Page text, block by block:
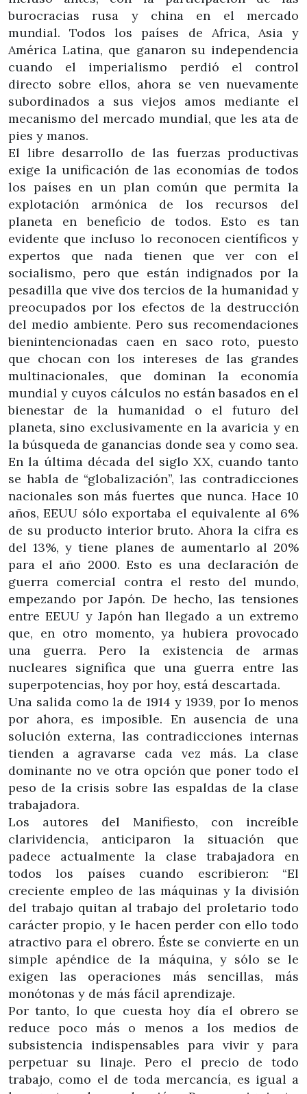
burocracias rusa y china en el mercado
mundial. Todos los países de Africa, Asia y
América Latina, que ganaron su independencia
cuando el imperialismo perdió el control
directo sobre ellos, ahora se ven nuevamente
subordinados a sus viejos amos mediante el
mecanismo del mercado mundial, que les ata de
pies y manos.
El libre desarrollo de las fuerzas productivas
exige la unificación de las economías de todos
los países en un plan común que permita la
explotación armónica de los recursos del
planeta en beneficio de todos. Esto es tan
evidente que incluso lo reconocen científicos y
expertos que nada tienen que ver con el
socialismo, pero que están indignados por la
pesadilla que vive dos tercios de la humanidad y
preocupados por los efectos de la destrucción
del medio ambiente. Pero sus recomendaciones
bienintencionadas caen en saco roto, puesto
que chocan con los intereses de las grandes
multinacionales, que dominan la economía
mundial y cuyos cálculos no están basados en el
bienestar de la humanidad o el futuro del
planeta, sino exclusivamente en la avaricia y en
la búsqueda de ganancias donde sea y como sea.
En la última década del siglo XX, cuando tanto
se habla de “globalización”, las contradicciones
nacionales son más fuertes que nunca. Hace 10
años, EEUU sólo exportaba el equivalente al 6%
de su producto interior bruto. Ahora la cifra es
del 13%, y tiene planes de aumentarlo al 20%
para el año 2000. Esto es una declaración de
guerra comercial contra el resto del mundo,
empezando por Japón. De hecho, las tensiones
entre EEUU y Japón han llegado a un extremo
que, en otro momento, ya hubiera provocado
una guerra. Pero la existencia de armas
nucleares significa que una guerra entre las
superpotencias, hoy por hoy, está descartada.
Una salida como la de 1914 y 1939, por lo menos
por ahora, es imposible. En ausencia de una
solución externa, las contradicciones internas
tienden a agravarse cada vez más. La clase
dominante no ve otra opción que poner todo el
peso de la crisis sobre las espaldas de la clase
trabajadora.
Los autores del Manifiesto, con increíble
clarividencia, anticiparon la situación que
padece actualmente la clase trabajadora en
todos los países cuando escribieron: “El
creciente empleo de las máquinas y la división
del trabajo quitan al trabajo del proletario todo
carácter propio, y le hacen perder con ello todo
atractivo para el obrero. Éste se convierte en un
simple apéndice de la máquina, y sólo se le
exigen las operaciones más sencillas, más
monótonas y de más fácil aprendizaje.
Por tanto, lo que cuesta hoy día el obrero se
reduce poco más o menos a los medios de
subsistencia indispensables para vivir y para
perpetuar su linaje. Pero el precio de todo
trabajo, como el de toda mercancía, es igual a